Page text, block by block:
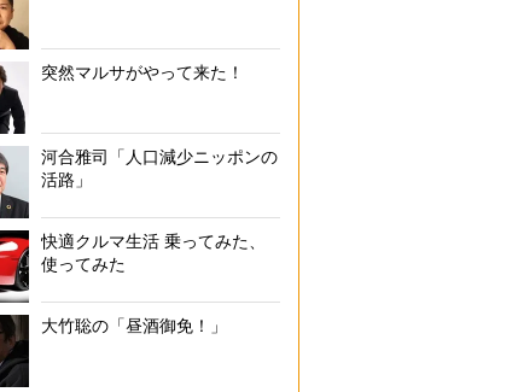
突然マルサがやって来た！
河合雅司「人口減少ニッポンの
活路」
快適クルマ生活 乗ってみた、
使ってみた
大竹聡の「昼酒御免！」